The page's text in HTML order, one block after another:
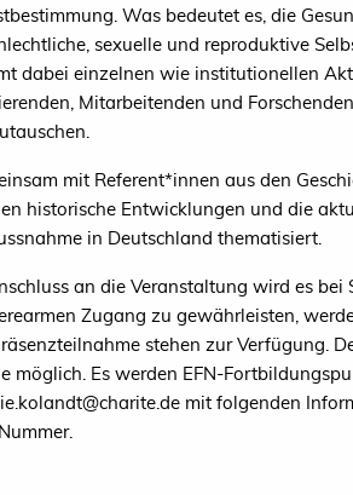
Was bedeutet es, die
sexuelle und reproduktive
dabei einzelnen wie institutionellen
Mitarbeitenden und
mit Referent*innen aus den
historische Entwicklungen und die
in Deutschland thematisiert.
an die Veranstaltung wird es
Zugang zu gewährleisten,
stehen zur Verfügung.
möglich. Es werden EFN-
mit folgenden